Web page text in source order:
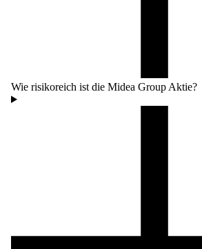
Wie risikoreich ist die Midea Group Aktie?